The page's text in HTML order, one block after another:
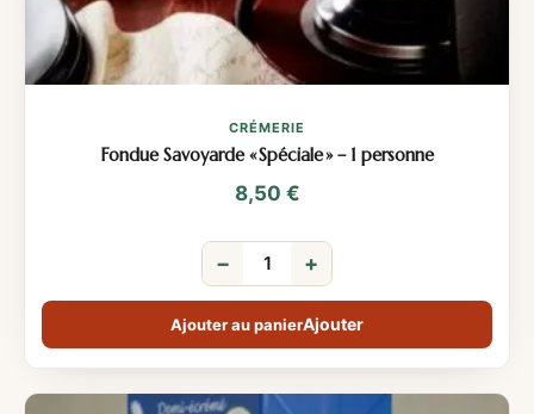
CRÉMERIE
Fondue Savoyarde « Spéciale » – 1 personne
8,50 €
− +
Ajouter au panier